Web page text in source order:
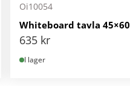
Oi10054
Whiteboard tavla 45×60
635 kr
I lager